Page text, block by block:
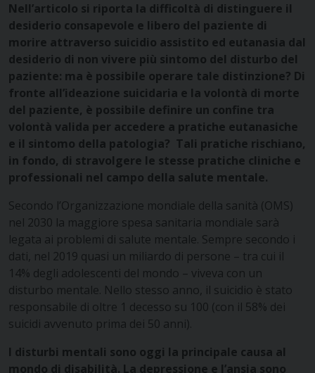
Nell’articolo si riporta la difficoltà di distinguere il
desiderio consapevole e libero del paziente di
morire attraverso suicidio assistito ed eutanasia dal
desiderio di non vivere più sintomo del disturbo del
paziente: ma è possibile operare tale distinzione? Di
fronte all’ideazione suicidaria e la volontà di morte
del paziente, è possibile definire un confine tra
volontà valida per accedere a pratiche eutanasiche
e il sintomo della patologia? Tali pratiche rischiano,
in fondo, di stravolgere le stesse pratiche cliniche e
professionali nel campo della salute mentale.
Secondo l’Organizzazione mondiale della sanità (OMS)
nel 2030 la maggiore spesa sanitaria mondiale sarà
legata ai problemi di salute mentale. Sempre secondo i
dati, nel 2019 quasi un miliardo di persone – tra cui il
14% degli adolescenti del mondo – viveva con un
disturbo mentale. Nello stesso anno, il suicidio è stato
responsabile di oltre 1 decesso su 100 (con il 58% dei
suicidi avvenuto prima dei 50 anni).
I disturbi mentali sono oggi la principale causa al
mondo di disabilità. La depressione e l’ansia sono